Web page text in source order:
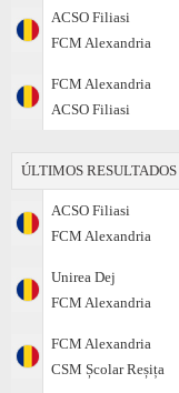
ACSO Filiasi
FCM Alexandria
FCM Alexandria
ACSO Filiasi
ÚLTIMOS RESULTADOS
ACSO Filiasi
FCM Alexandria
Unirea Dej
FCM Alexandria
FCM Alexandria
CSM Școlar Reșița